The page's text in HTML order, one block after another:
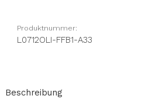
Produktnummer:
L0712OLI-FFB1-A33
Beschreibung